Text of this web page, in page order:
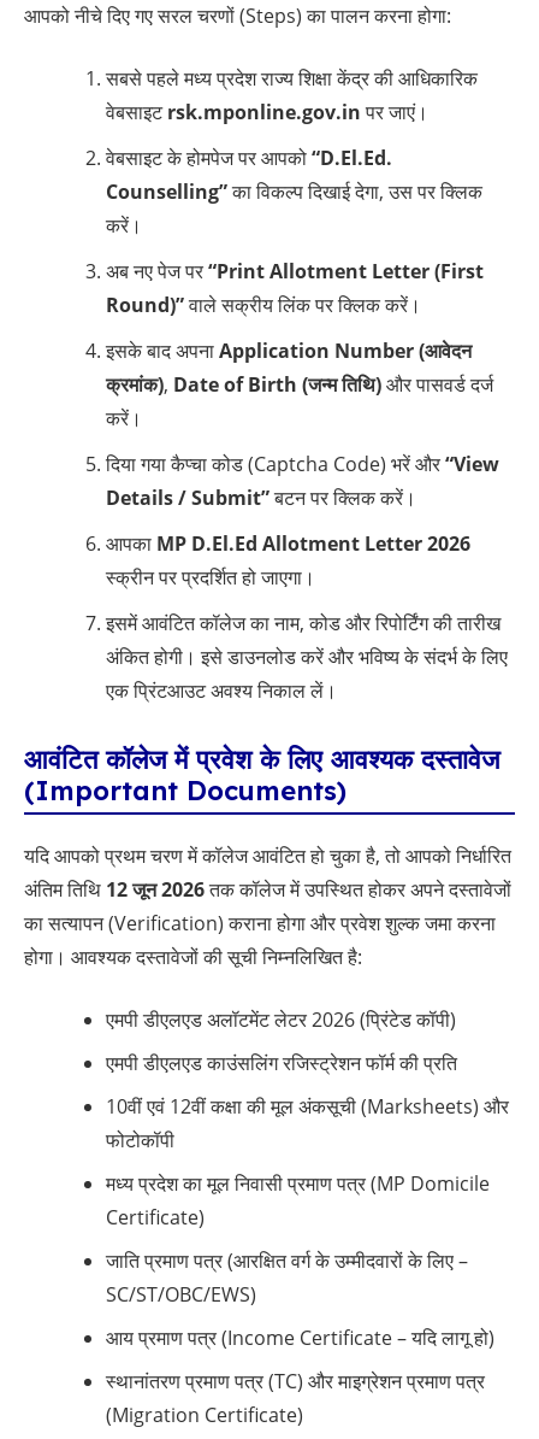
आपको नीचे दिए गए सरल चरणों (Steps) का पालन करना होगा:
सबसे पहले मध्य प्रदेश राज्य शिक्षा केंद्र की आधिकारिक
वेबसाइटrsk.mponline.gov.inपर जाएं।
वेबसाइट के होमपेज पर आपको“D.El.Ed.
Counselling”का विकल्प दिखाई देगा, उस पर क्लिक
करें।
अब नए पेज पर“Print Allotment Letter (First
Round)”वाले सक्रीय लिंक पर क्लिक करें।
इसके बाद अपनाApplication Number (आवेदन
क्रमांक), Date of Birth (जन्म तिथि)और पासवर्ड दर्ज
करें।
दिया गया कैप्चा कोड (Captcha Code) भरें और“View
Details / Submit”बटन पर क्लिक करें।
आपका MP D.El.Ed Allotment Letter 2026
स्क्रीन पर प्रदर्शित हो जाएगा।
इसमें आवंटित कॉलेज का नाम, कोड और रिपोर्टिंग की तारीख
अंकित होगी। इसे डाउनलोड करें और भविष्य के संदर्भ के लिए
एक प्रिंटआउट अवश्य निकाल लें।
आवंटित कॉलेज में प्रवेश के लिए आवश्यक दस्तावेज
(Important Documents)
यदि आपको प्रथम चरण में कॉलेज आवंटित हो चुका है, तो आपको निर्धारित
अंतिम तिथि 12 जून 2026तक कॉलेज में उपस्थित होकर अपने दस्तावेजों
का सत्यापन (Verification) कराना होगा और प्रवेश शुल्क जमा करना
होगा। आवश्यक दस्तावेजों की सूची निम्नलिखित है:
एमपी डीएलएड अलॉटमेंट लेटर 2026 (प्रिंटेड कॉपी)
एमपी डीएलएड काउंसलिंग रजिस्ट्रेशन फॉर्म की प्रति
10वीं एवं 12वीं कक्षा की मूल अंकसूची (Marksheets) और
फोटोकॉपी
मध्य प्रदेश का मूल निवासी प्रमाण पत्र (MP Domicile
Certificate)
जाति प्रमाण पत्र (आरक्षित वर्ग के उम्मीदवारों के लिए –
SC/ST/OBC/EWS)
आय प्रमाण पत्र (Income Certificate – यदि लागू हो)
स्थानांतरण प्रमाण पत्र (TC) और माइग्रेशन प्रमाण पत्र
(Migration Certificate)